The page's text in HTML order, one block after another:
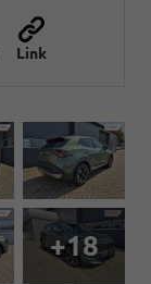
Link
+18